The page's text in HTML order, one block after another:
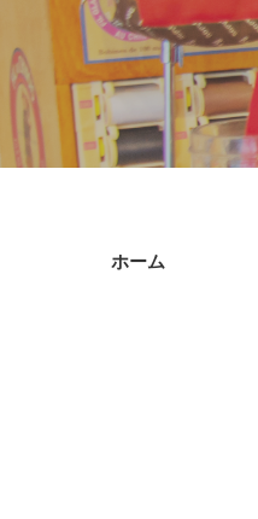
ホーム